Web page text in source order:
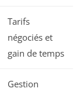
Tarifs
négociés et
gain de temps
Gestion